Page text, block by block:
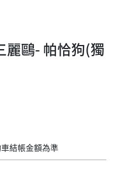
麗鷗- 帕恰狗(獨
結帳金額為準